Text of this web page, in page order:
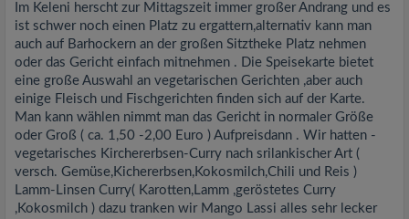
Im Keleni herscht zur Mittagszeit immer großer Andrang und es
ist schwer noch einen Platz zu ergattern,alternativ kann man
auch auf Barhockern an der großen Sitztheke Platz nehmen
oder das Gericht einfach mitnehmen . Die Speisekarte bietet
eine große Auswahl an vegetarischen Gerichten ,aber auch
einige Fleisch und Fischgerichten finden sich auf der Karte.
Man kann wählen nimmt man das Gericht in normaler Größe
oder Groß ( ca. 1,50 -2,00 Euro ) Aufpreisdann . Wir hatten -
vegetarisches Kirchererbsen-Curry nach srilankischer Art (
versch. Gemüse,Kichererbsen,Kokosmilch,Chili und Reis )
Lamm-Linsen Curry( Karotten,Lamm ,geröstetes Curry
,Kokosmilch ) dazu tranken wir Mango Lassi alles sehr lecker